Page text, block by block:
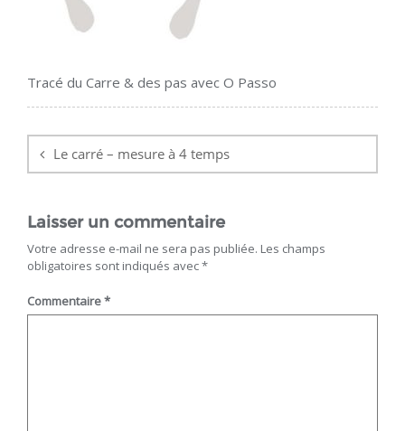
Tracé du Carre & des pas avec O Passo
de
l’article
Le carré – mesure à 4 temps
Laisser un commentaire
Votre adresse e-mail ne sera pas publiée. Les champs
obligatoires sont indiqués avec*
Commentaire*